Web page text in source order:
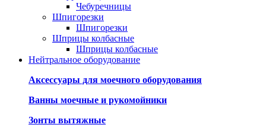
Чебуречницы
Шпигорезки
Шпигорезки
Шприцы колбасные
Шприцы колбасные
Нейтральное оборудование
Аксессуары для моечного оборудования
Ванны моечные и рукомойники
Зонты вытяжные